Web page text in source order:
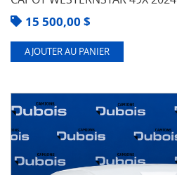
15 500,00 $
AJOUTER AU PANIER